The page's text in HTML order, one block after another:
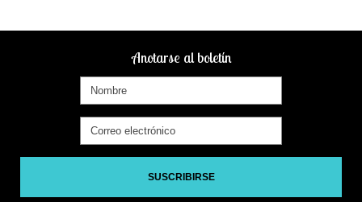
Anotarse al boletín
SUSCRIBIRSE